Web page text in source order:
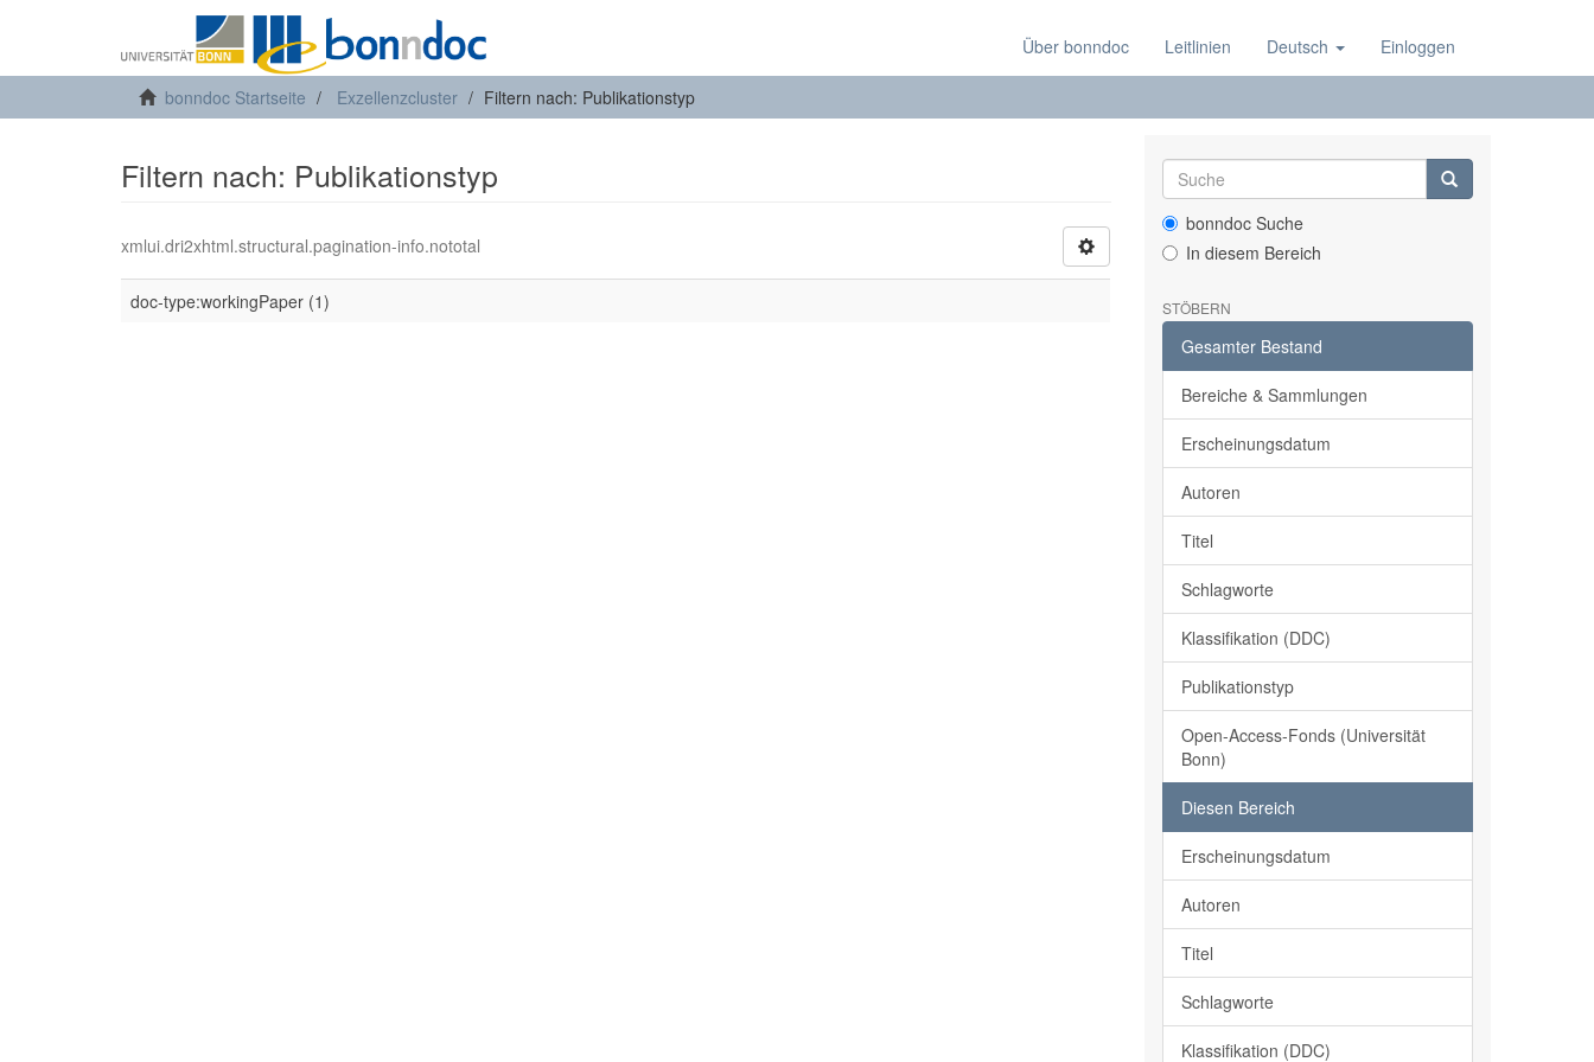
Über bonndoc Leitlinien Deutsch Einloggen
bonndoc Startseite Exzellenzcluster Filtern nach: Publikationstyp
Filtern nach: Publikationstyp
xmlui.dri2xhtml.structural.pagination-info.nototal
doc-type:workingPaper (1)
bonndoc Suche
In diesem Bereich
STÖBERN
Gesamter Bestand
Bereiche & Sammlungen
Erscheinungsdatum
Autoren
Titel
Schlagworte
Klassifikation (DDC)
Publikationstyp
Open-Access-Fonds (Universität
Bonn)
Diesen Bereich
Erscheinungsdatum
Autoren
Titel
Schlagworte
Klassifikation (DDC)